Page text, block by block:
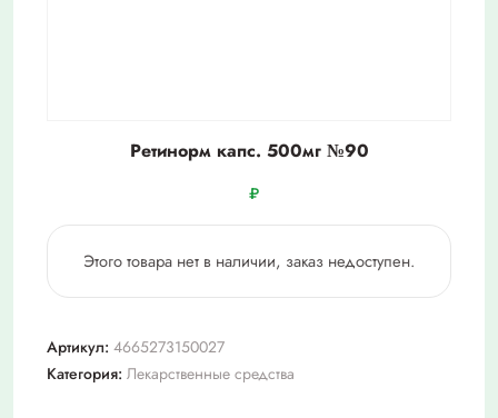
Ретинорм капс. 500мг №90
₽
Этого товара нет в наличии, заказ недоступен.
Артикул: 4665273150027
Категория: Лекарственные средства